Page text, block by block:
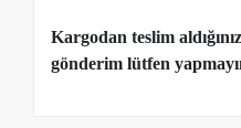
Kargodan teslim
gönderim lütfen